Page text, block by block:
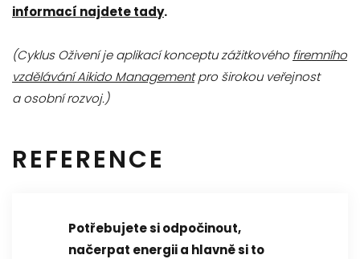
informací najdete tady.
(Cyklus Oživení je aplikací konceptu zážitkového firemního
vzdělávání Aikido Managementpro širokou veřejnost
a osobní rozvoj.)
REFERENCE
Potřebujete si odpočinout,
načerpat energii a hlavně si to